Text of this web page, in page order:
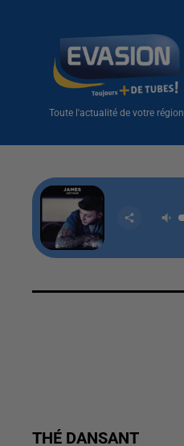
Toute l'actualité de votre région
THÉ DANSANT